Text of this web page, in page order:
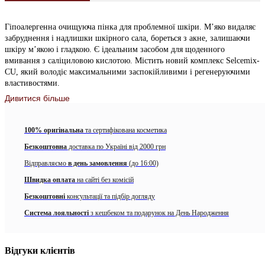
Гіпоалергенна очищуюча пінка для проблемної шкіри. М’яко видаляє
забруднення і надлишки шкірного сала, бореться з акне, залишаючи
шкіру м’якою і гладкою. Є ідеальним засобом для щоденного
вмивання з саліциловою кислотою. Містить новий комплекс Selcemix-
CU, який володіє максимальними заспокійливими і регенеруючими
властивостями.
Засіб має яскраво виражену антибактеріальну дію, усуває свербіж,
проблемної чутливої шкіри.
Дія засобу:
Зменшує прояви акне
Нормалізує роботу сальних залоз
Зменшує чорні цятки
Дивитися більше
100% оригінальна та сертифікована косметика
Безкоштовна доставка по Україні від 2000 грн
Відправляємо в день замовлення (до 16:00)
Швидка оплата на сайті без комісій
Безкоштовні консультації та підбір догляду
Система лояльності з кешбеком та подарунок на День Народження
Відгуки клієнтів